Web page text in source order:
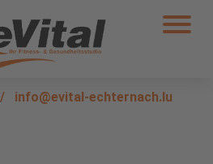
/ info@evital-echternach.lu